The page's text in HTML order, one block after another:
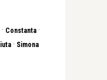
· Constanta ·
· Simona